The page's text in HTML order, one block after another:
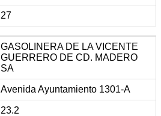
27
GASOLINERA DE LA VICENTE
GUERRERO DE CD. MADERO
SA
Avenida Ayuntamiento 1301-A
23.2